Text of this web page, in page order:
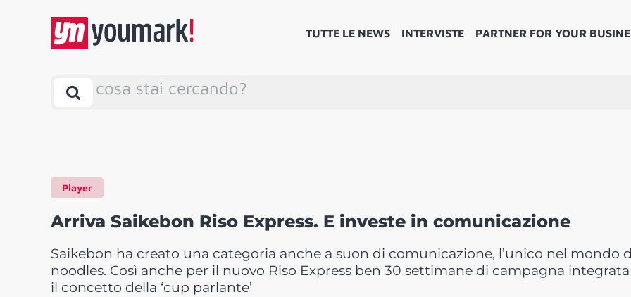
TUTTE LE NEWS INTERVISTE PARTNER FOR YOUR
cosa stai cercando?
Player
Arriva Saikebon Riso Express. E investe in comunicazione
Saikebon ha creato una categoria anche a suon di comunicazione, l’unico nel mondo
noodles. Così anche per il nuovo Riso Express ben 30 settimane di campagna
il concetto della ‘cup parlante’